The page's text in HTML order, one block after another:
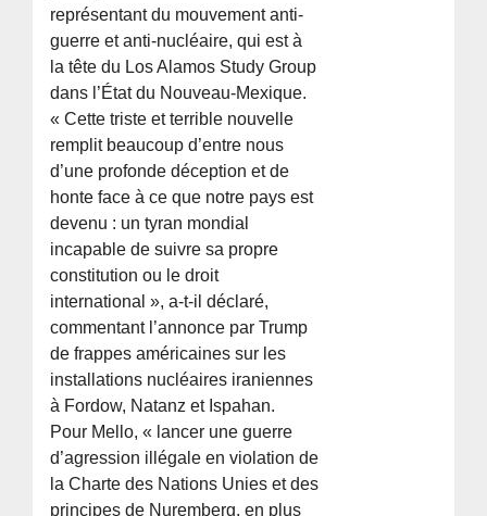
représentant du mouvement anti-
guerre et anti-nucléaire, qui est à
la tête du Los Alamos Study Group
dans l’État du Nouveau-Mexique.
« Cette triste et terrible nouvelle
remplit beaucoup d’entre nous
d’une profonde déception et de
honte face à ce que notre pays est
devenu : un tyran mondial
incapable de suivre sa propre
constitution ou le droit
international », a-t-il déclaré,
commentant l’annonce par Trump
de frappes américaines sur les
installations nucléaires iraniennes
à Fordow, Natanz et Ispahan.
Pour Mello, « lancer une guerre
d’agression illégale en violation de
la Charte des Nations Unies et des
principes de Nuremberg, en plus